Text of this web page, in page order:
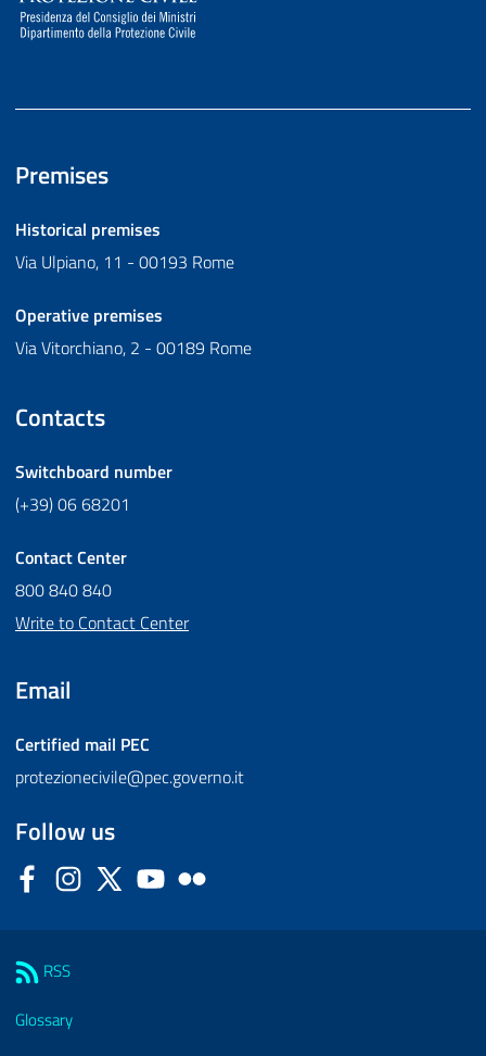
Premises
Historical premises
Via Ulpiano, 11 - 00193 Rome
Operative premises
Via Vitorchiano, 2 - 00189 Rome
Contacts
Switchboard number
(+39) 06 68201
Contact Center
800 840 840
Write to Contact Center
Email
Certified mail PEC
protezionecivile@pec.governo.it
Follow us
FacebookInstagram
Twitter YouTube
RSS
Glossary